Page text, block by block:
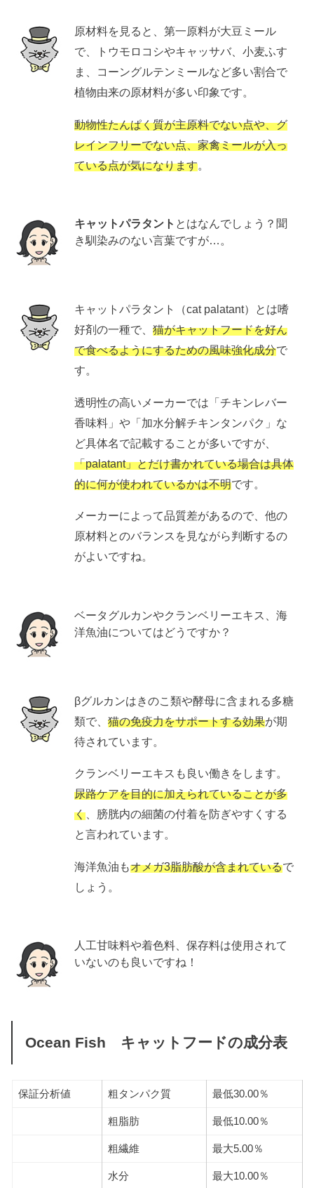
原材料を見ると、第一原料が大豆ミール
で、トウモロコシやキャッサバ、小麦ふす
ま、コーングルテンミールなど多い割合で
植物由来の原材料が多い印象です。
動物性たんぱく質が主原料でない点や、グ
レインフリーでない点、家禽ミールが入っ
ている点が気になります。
キャットパラタント とはなんでしょう？聞
き馴染みのない言葉ですが…。
キャットパラタント（cat palatant）とは嗜
好剤の一種で、猫がキャットフードを好ん
で食べるようにするための風味強化成分で
す。
透明性の高いメーカーでは「チキンレバー
香味料」や「加水分解チキンタンパク」な
ど具体名で記載することが多いですが、
「palatant」とだけ書かれている場合は具体
的に何が使われているかは不明です。
メーカーによって品質差があるので、他の
原材料とのバランスを見ながら判断するの
がよいですね。
ベータグルカンやクランベリーエキス、海
洋魚油についてはどうですか？
βグルカンはきのこ類や酵母に含まれる多糖
類で、猫の免疫力をサポートする効果が期
待されています。
クランベリーエキスも良い働きをします。
尿路ケアを目的に加えられていることが多
く 、膀胱内の細菌の付着を防ぎやすくする
と言われています。
海洋魚油もオメガ3脂肪酸が含まれているで
しょう。
人工甘味料や着色料、保存料は使用されて
いないのも良いですね！
Ocean Fish キャットフードの成分表
保証分析値 粗タンパク質 最低30.00％
粗脂肪 最低10.00％
粗繊維 最大5.00％
水分 最大10.00％